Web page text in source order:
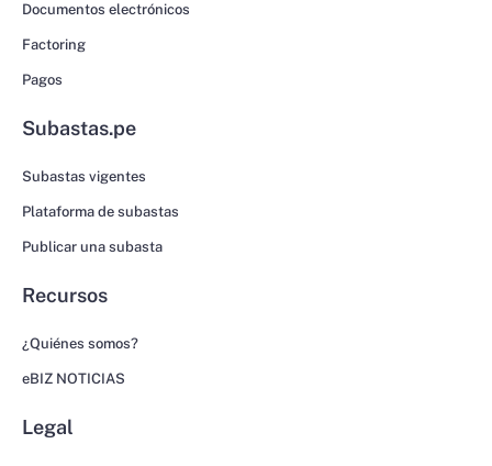
Documentos electrónicos
Factoring
Pagos
Subastas.pe
Subastas vigentes
Plataforma de subastas
Publicar una subasta
Recursos
¿Quiénes somos?
eBIZ NOTICIAS
Legal